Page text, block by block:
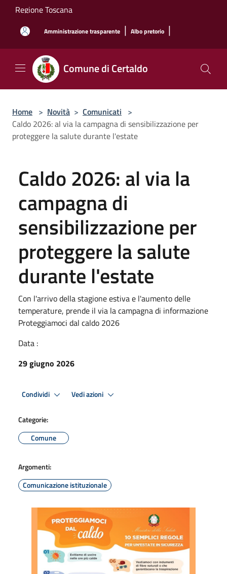
Salta al contenuto principale
Regione Toscana
Amministrazione trasparente | Albo pretorio |
Comune di Certaldo
Home > Novità > Comunicati >
Caldo 2026: al via la campagna di sensibilizzazione per
proteggere la salute durante l'estate
Caldo 2026: al via la
campagna di
sensibilizzazione per
proteggere la salute
durante l'estate
Con l'arrivo della stagione estiva e l'aumento delle
temperature, prende il via la campagna di informazione
Proteggiamoci dal caldo 2026
Data :
29 giugno 2026
Condividi Vedi azioni
Categorie:
Comune
Argomenti:
Comunicazione istituzionale